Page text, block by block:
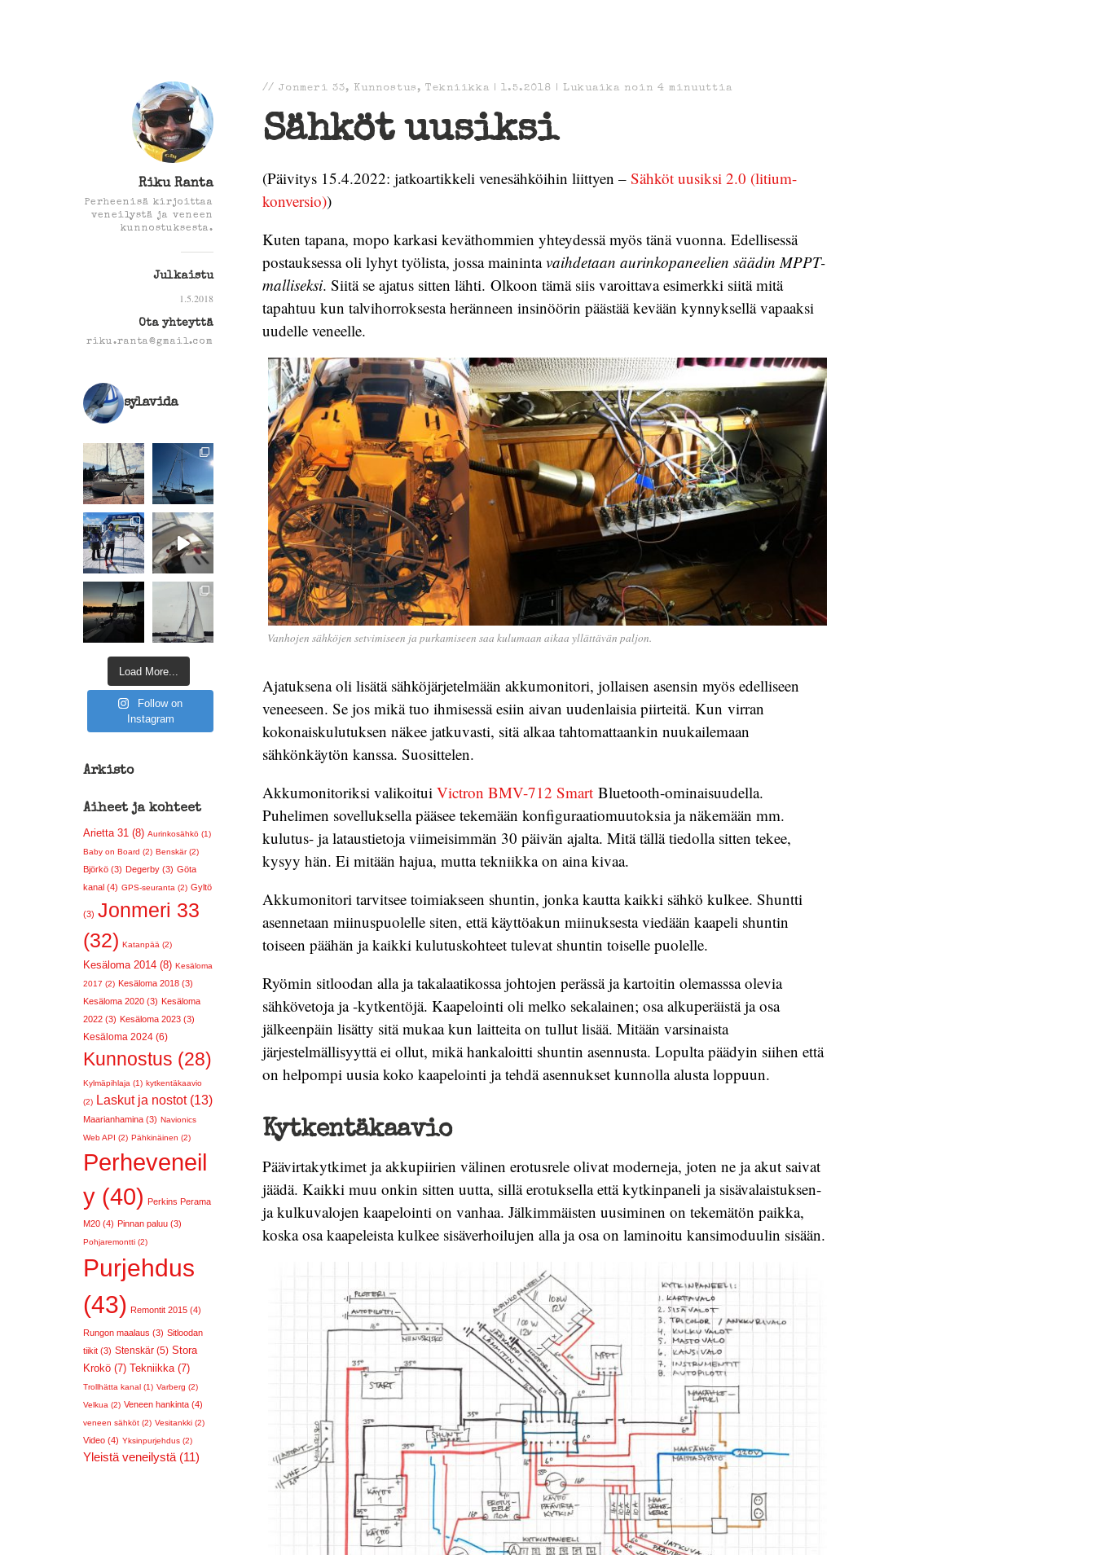
Riku Ranta
Perheenisä kirjoittaa
veneilystä ja veneen
kunnostuksesta.
Julkaistu
1.5.2018
// Jonmeri 33, Kunnostus , Tekniikka | 1.5.2018 | Lukuaika noin 4 minuuttia
Sähköt uusiksi
(Päivitys 15.4.2022: jatkoartikkeli venesähköihin liittyen – Sähköt uusiksi 2.0 (litium-
konversio))
Kuten tapana, mopo karkasi keväthommien yhteydessä myös tänä vuonna. Edellisessä
postauksessa oli lyhyt työlista, jossa mainintavaihdetaan aurinkopaneelien säädin MPPT-
malliseksi. Siitä se ajatus sitten lähti. Olkoon tämä siis varoittava esimerkki siitä mitä
tapahtuu kun talvihorroksesta heränneen insinöörin päästää kevään kynnyksellä vapaaksi
uudelle veneelle.
Vanhojen sähköjen setvimiseen ja purkamiseen saa kulumaan aikaa yllättävän paljon.
Ajatuksena oli lisätä sähköjärjetelmään akkumonitori, jollaisen asensin myös edelliseen
veneeseen. Se jos mikä tuo ihmisessä esiin aivan uudenlaisia piirteitä. Kun virran
kokonaiskulutuksen näkee jatkuvasti, sitä alkaa tahtomattaankin nuukailemaan
sähkönkäytön kanssa. Suosittelen.
Akkumonitoriksi valikoitui Victron BMV-712 Smart Bluetooth-ominaisuudella.
Puhelimen sovelluksella pääsee tekemään konfiguraatiomuutoksia ja näkemään mm.
kulutus- ja lataustietoja viimeisimmän 30 päivän ajalta. Mitä tällä tiedolla sitten tekee,
kysyy hän. Ei mitään hajua, mutta tekniikka on aina kivaa.
Akkumonitori tarvitsee toimiakseen shuntin, jonka kautta kaikki sähkö kulkee. Shuntti
asennetaan miinuspuolelle siten, että käyttöakun miinuksesta viedään kaapeli shuntin
toiseen päähän ja kaikki kulutuskohteet tulevat shuntin toiselle puolelle.
Ryömin sitloodan alla ja takalaatikossa johtojen perässä ja kartoitin olemasssa olevia
sähkövetoja ja -kytkentöjä. Kaapelointi oli melko sekalainen; osa alkuperäistä ja osa
jälkeenpäin lisätty sitä mukaa kun laitteita on tullut lisää. Mitään varsinaista
järjestelmällisyyttä ei ollut, mikä hankaloitti shuntin asennusta. Lopulta päädyin siihen että
on helpompi uusia koko kaapelointi ja tehdä asennukset kunnolla alusta loppuun.
Kytkentäkaavio
Päävirtakytkimet ja akkupiirien välinen erotusrele olivat moderneja, joten ne ja akut saivat
jäädä. Kaikki muu onkin sitten uutta, sillä erotuksella että kytkinpaneli ja sisävalaistuksen-
ja kulkuvalojen kaapelointi on vanhaa. Jälkimmäisten uusiminen on tekemätön paikka,
koska osa kaapeleista kulkee sisäverhoilujen alla ja osa on laminoitu kansimoduulin sisään.
Ota yhteyttä
riku.ranta@gmail.com
sylavida
Load More...
Follow on
Instagram
Arkisto
Aiheet ja kohteet
Arietta 31 (8) Aurinkosähkö (1)
Baby on Board (2) Benskär (2)
Björkö (3) Degerby (3) Göta
kanal (4) GPS-seuranta (2) Gyltö
(3) Jonmeri 33
(32) Katanpää (2)
Kesäloma 2014 (8) Kesäloma
2017 (2) Kesäloma 2018 (3)
Kesäloma 2020 (3) Kesäloma
2022 (3) Kesäloma 2023 (3)
Kesäloma 2024 (6)
Kunnostus (28)
Kylmäpihlaja (1) kytkentäkaavio
(2) Laskut ja nostot (13)
Maarianhamina (3) Navionics
Web API (2) Pähkinäinen (2)
Perheveneil
y (40) Perkins Perama
M20 (4) Pinnan paluu (3)
Pohjaremontti (2)
Purjehdus
(43) Remontit 2015 (4)
Rungon maalaus (3) Sitloodan
tiikit (3) Stenskär (5) Stora
Krokö (7) Tekniikka (7)
Trollhätta kanal (1) Varberg (2)
Velkua (2) Veneen hankinta (4)
veneen sähköt (2) Vesitankki (2)
Video (4) Yksinpurjehdus (2)
Yleistä veneilystä (11)